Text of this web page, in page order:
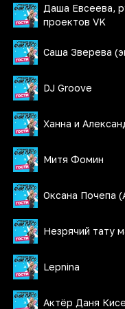
Даша Евсеева,
проектов VK
Саша Зверева
DJ Groove
Ханна и
Митя Фомин
Оксана Почепа
Незрячий тату
Lepnina
Актёр Даня